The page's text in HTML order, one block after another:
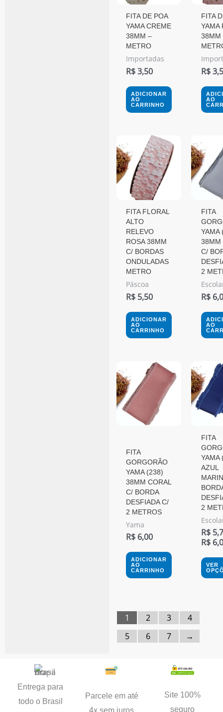
FITA DE POA
YAMA CREME
38MM –
METRO
Importadas
R$3,50
ADICIONAR
AO
CARRINHO
FITA
YAMA
38MM
R$
AO
FITA FLORAL
ALTO
RELEVO
ROSA 38MM
C/ BORDAS
ONDULADAS
METRO
Páscoa
R$ 5,50
ADICIONAR
AO
CARRINHO
FITA
YAMA
38MM
C/
2
R$
AO
FITA
GORGORÃO
YAMA (238)
38MM CORAL
C/ BORDA
DESFIADA C/
2 METROS
Yama
R$ 6,00
ADICIONAR
AO
CARRINHO
FITA
YAMA
AZUL
2
R$
R$
VER
Este
tem
várias
As
ser
na
do
1 2 3
4
5
6 7 →
Entrega para
todo o Brasil
Parcele em até
4x sem juros
Site 100%
seguro